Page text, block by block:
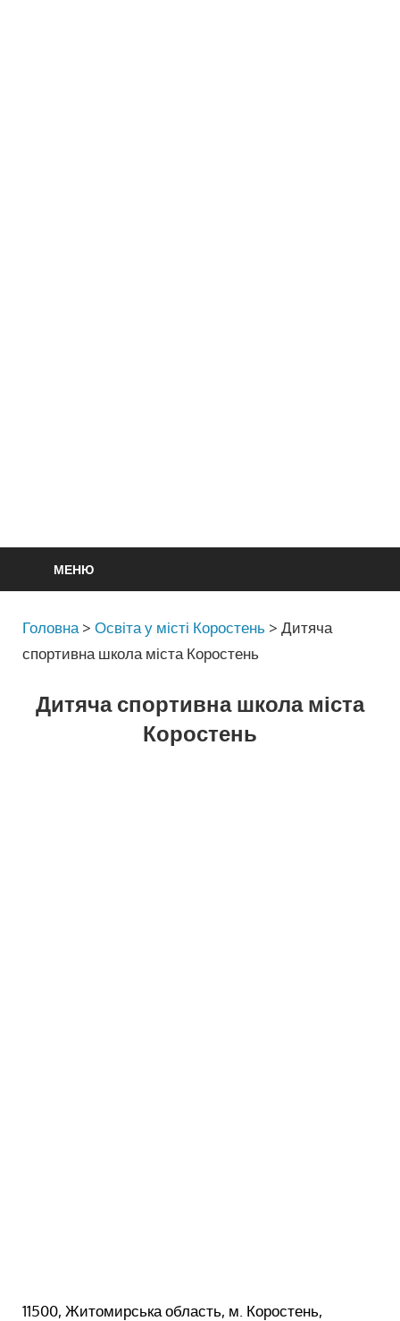
МЕНЮ
Головна >Освіта у місті Коростень >Дитяча
спортивна школа міста Коростень
Дитяча спортивна школа міста
Коростень
11500, Житомирська область, м. Коростень,